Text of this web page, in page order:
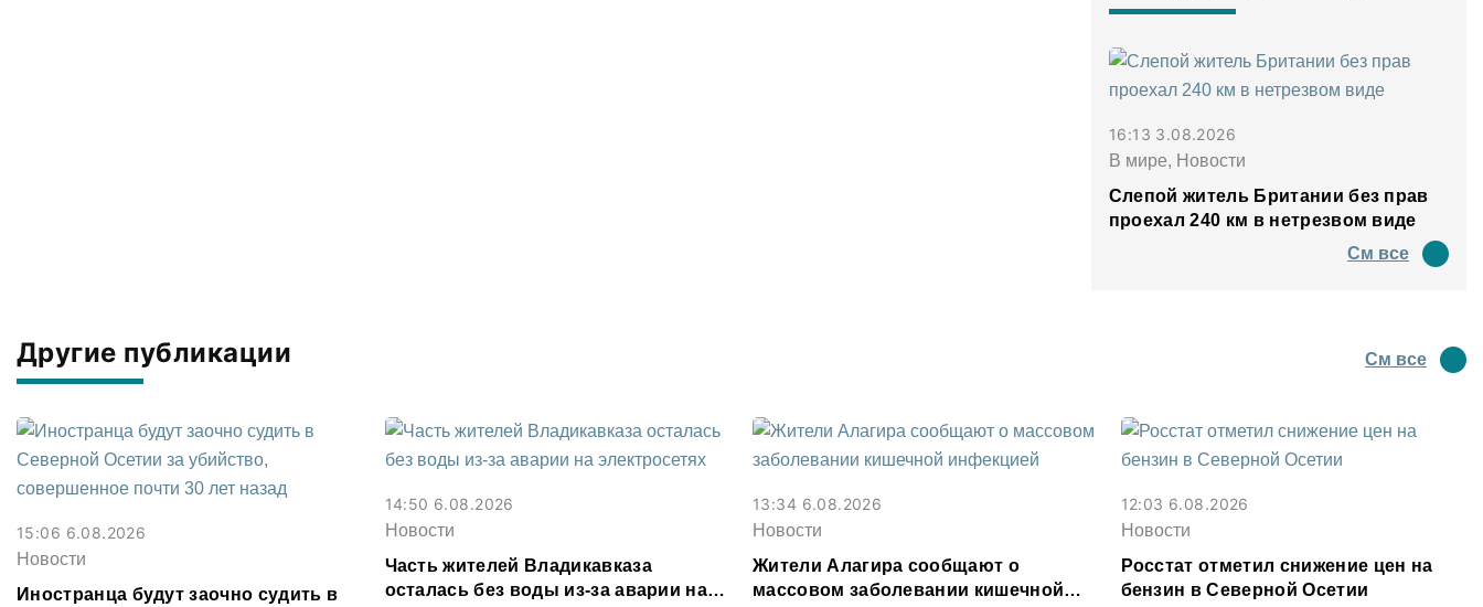
16:13 3.08.2026
В мире, Новости
Слепой житель Британии без прав
проехал 240 км в нетрезвом виде
См все
Другие публикации См все
15:06 6.08.2026
Новости
Иностранца будут заочно судить в
14:50 6.08.2026
Новости
Часть жителей Владикавказа
осталась без воды из-за аварии на
13:34 6.08.2026
Новости
Жители Алагира сообщают о
массовом заболевании кишечной
12:03 6.08.2026
Новости
Росстат отметил снижение цен на
бензин в Северной Осетии